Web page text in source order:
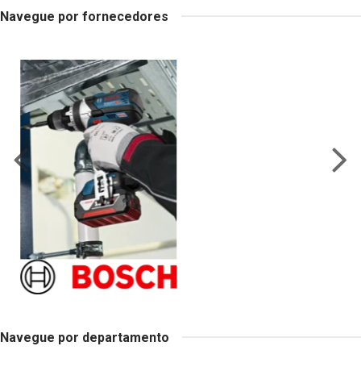
Navegue por fornecedores
Navegue por departamento